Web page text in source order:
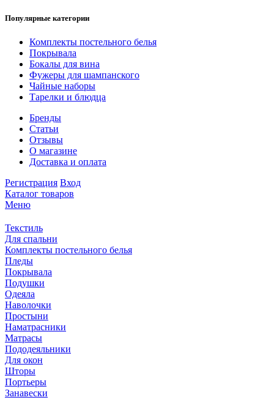
Популярные категории
Комплекты постельного белья
Покрывала
Бокалы для вина
Фужеры для шампанского
Чайные наборы
Тарелки и блюдца
Бренды
Статьи
Отзывы
О магазине
Доставка и оплата
Регистрация Вход
Каталог товаров
Меню
Текстиль
Для спальни
Комплекты постельного белья
Пледы
Покрывала
Подушки
Одеяла
Наволочки
Простыни
Наматрасники
Матрасы
Пододеяльники
Для окон
Шторы
Портьеры
Занавески